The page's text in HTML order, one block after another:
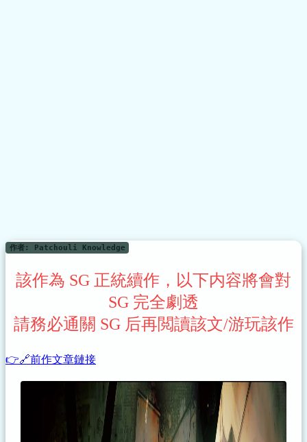
作者: Patchouli Knowledge
該作為 SG 正統續作，以下内容將會對
SG 完全劇透
請務必通關 SG 后再閲讀該文/游玩該作
👉🔗前作文章鏈接